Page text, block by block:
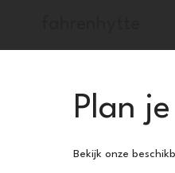
Plan
Bekijk onze